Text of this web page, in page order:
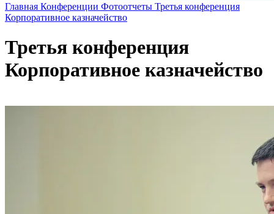
Главная Конференции Фотоотчеты Третья конференция
Корпоративное казначейство
Третья конференция
Корпоративное казначейство